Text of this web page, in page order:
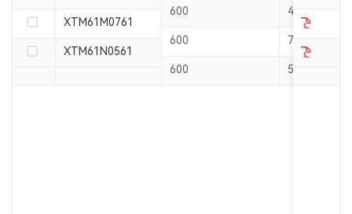
600 4
600 7
600 5
XTM61M0761
XTM61N0561